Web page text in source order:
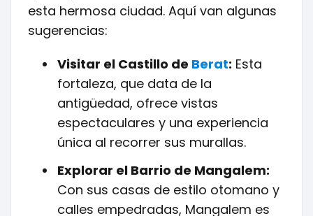
esta hermosa ciudad. Aquí van algunas
sugerencias:
Visitar el Castillo de Berat: Esta
fortaleza, que data de la
antigüedad, ofrece vistas
espectaculares y una experiencia
única al recorrer sus murallas.
Explorar el Barrio de Mangalem:
Con sus casas de estilo otomano y
calles empedradas, Mangalem es